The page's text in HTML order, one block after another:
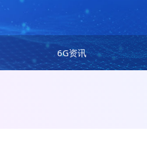
6G资讯